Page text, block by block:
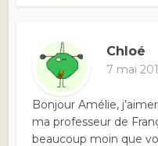
Chloé
7 mai
Bonjour Amélie,
ma professeur de
beaucoup moin que